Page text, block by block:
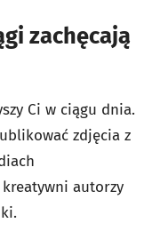
zachęcają
Ci w ciągu dnia.
zdjęcia z
kreatywni autorzy